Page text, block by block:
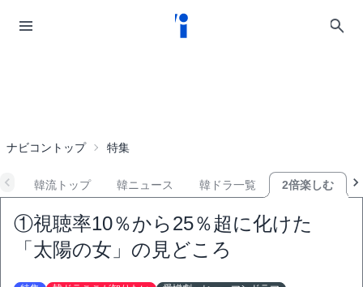
ナビコントップ 特集
韓流トップ 韓ニュース 韓ドラ一覧 2倍楽しむ
①視聴率10％から25％超に化けた
「太陽の女」の見どころ